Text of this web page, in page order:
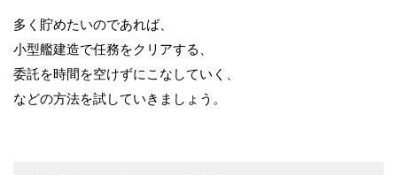
多く貯めたいのであれば、
小型艦建造で任務をクリアする、
委託を時間を空けずにこなしていく、
などの方法を試していきましょう。